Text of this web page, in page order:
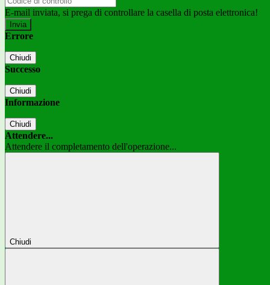
E-mail inviata, si prega di controllare la casella di posta elettronica!
Errore
Chiudi
Successo
Chiudi
Informazione
Chiudi
Attendere...
Attendere il completamento dell'operazione...
Chiudi